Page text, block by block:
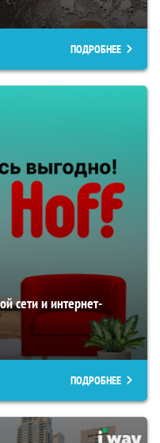
ПОДРОБНЕЕ
сети и интернет-
ПОДРОБНЕЕ